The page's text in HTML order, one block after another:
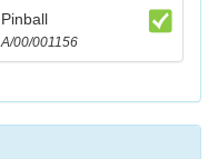
Pinball
A/00/001156